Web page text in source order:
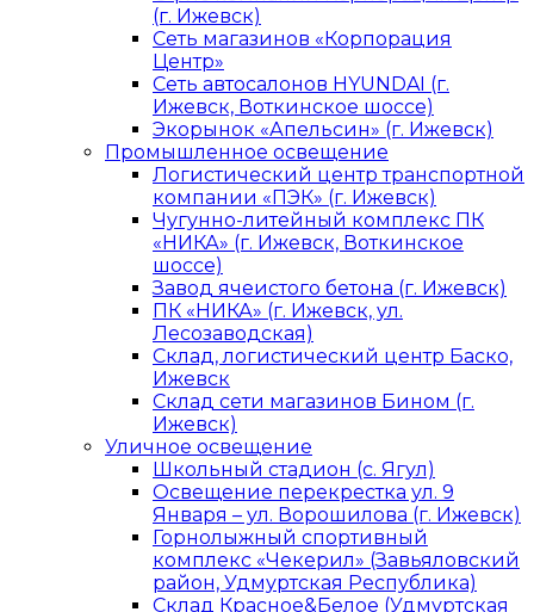
(г. Ижевск)
Сеть магазинов «Корпорация
Центр»
Сеть автосалонов HYUNDAI (г.
Ижевск, Воткинское шоссе)
Экорынок «Апельсин» (г. Ижевск)
Промышленное освещение
Логистический центр транспортной
компании «ПЭК» (г. Ижевск)
Чугунно-литейный комплекс ПК
«НИКА» (г. Ижевск, Воткинское
шоссе)
Завод ячеистого бетона (г. Ижевск)
ПК «НИКА» (г. Ижевск, ул.
Лесозаводская)
Склад, логистический центр Баско,
Ижевск
Склад сети магазинов Бином (г.
Ижевск)
Уличное освещение
Школьный стадион (с. Ягул)
Освещение перекрестка ул. 9
Января – ул. Ворошилова (г. Ижевск)
Горнолыжный спортивный
комплекс «Чекерил» (Завьяловский
район, Удмуртская Республика)
Склад Красное&Белое (Удмуртская